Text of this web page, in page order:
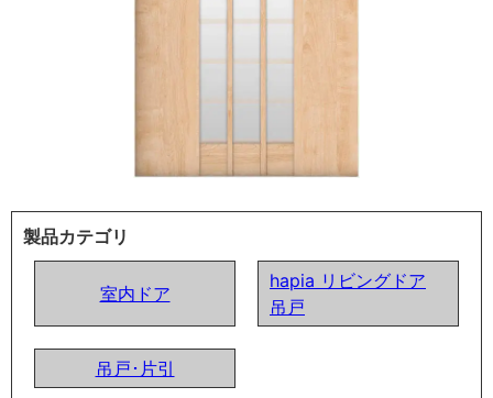
製品カテゴリ
室内ドア
hapia リビングドア
吊戸
吊戸･片引